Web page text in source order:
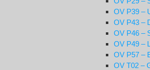
OV P39 –
OV P43 –
OV P46 –
OV P49 –
OV P57 –
OV T02 –